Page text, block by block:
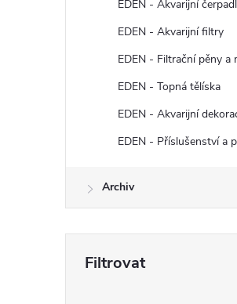
EDEN - Akvarijní
EDEN - Akvarijní filtry
EDEN - Filtrační pěny a
EDEN - Topná tělíska
EDEN - Akvarijní
EDEN - Příslušenství a
Archiv